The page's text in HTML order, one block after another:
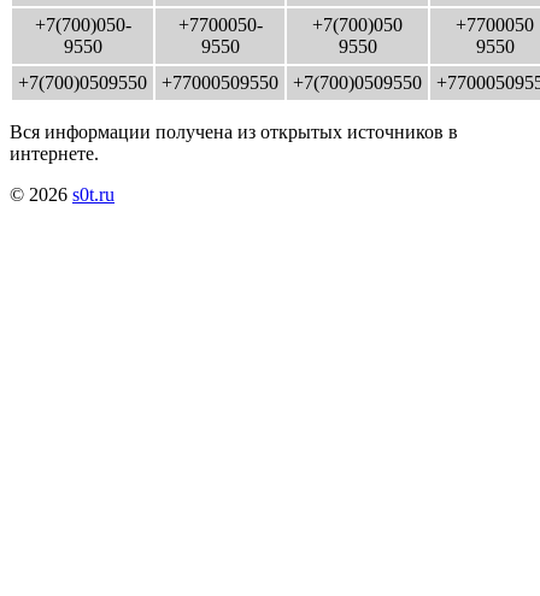
+7(700)050-
9550
+7700050-
9550
+7(700)050
9550
+7700050
9550
+7(700)0509550
+77000509550 +7(700)0509550
Вся информации получена из открытых источников в
интернете.
© 2026 s0t.ru